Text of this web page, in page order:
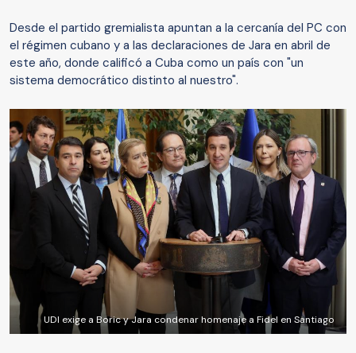
Desde el partido gremialista apuntan a la cercanía del PC con
el régimen cubano y a las declaraciones de Jara en abril de
este año, donde calificó a Cuba como un país con "un
sistema democrático distinto al nuestro".
UDI exige a Boric y Jara condenar homenaje a Fidel en Santiago